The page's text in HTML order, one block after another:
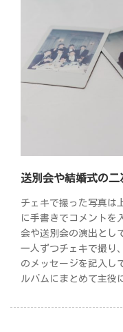
送別会や結婚式の
チェキで撮った写真は
に手書きでコメントを
会や送別会の演出とし
一人ずつチェキで撮り
のメッセージを記入し
ルバムにまとめて主役